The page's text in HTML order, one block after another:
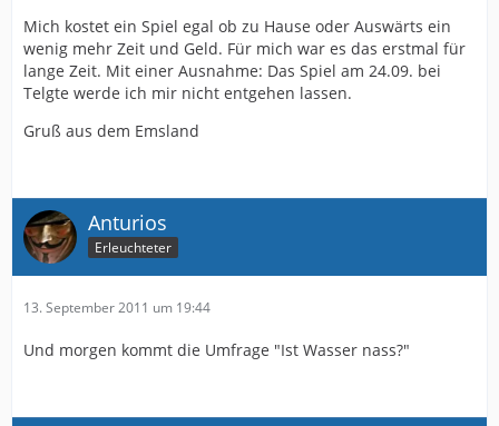
Mich kostet ein Spiel egal ob zu Hause oder Auswärts ein
wenig mehr Zeit und Geld. Für mich war es das erstmal für
lange Zeit. Mit einer Ausnahme: Das Spiel am 24.09. bei
Telgte werde ich mir nicht entgehen lassen.
Gruß aus dem Emsland
Anturios
Erleuchteter
13. September 2011 um 19:44
Und morgen kommt die Umfrage "Ist Wasser nass?"